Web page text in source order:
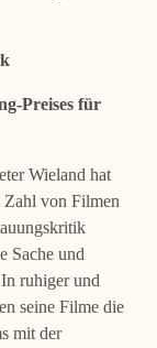
Preises für
Wieland hat
Zahl von Filmen
Sache und
ruhiger und
seine Filme die
mit der